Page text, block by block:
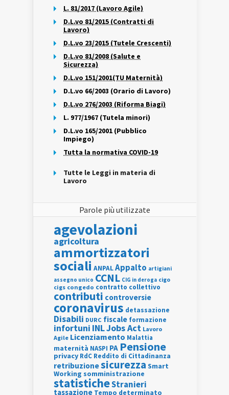
L. 81/2017 (Lavoro Agile)
D.L.vo 81/2015 (Contratti di
Lavoro)
D.L.vo 23/2015 (Tutele Crescenti)
D.L.vo 81/2008 (Salute e
Sicurezza)
D.L.vo 151/2001(TU Maternità)
D.L.vo 66/2003 (Orario di Lavoro)
D.L.vo 276/2003 (Riforma Biagi)
L. 977/1967 (Tutela minori)
D.L.vo 165/2001 (Pubblico
Impiego)
Tutta la normativa COVID-19
Tutte le Leggi in materia di
Lavoro
Parole più utilizzate
agevolazioni
agricoltura
ammortizzatori
sociali ANPALAppalto artigiani
assegno unico CCNL CIG in deroga cigo
cigs congedo contratto collettivo
contributi controversie
coronavirus detassazione
Disabili DURC fiscale formazione
infortuni INLJobs Act Lavoro
Agile Licenziamento Malattia
maternità NASPI PA Pensione
privacy RdC Reddito di Cittadinanza
retribuzionesicurezza Smart
Working somministrazione
statisticheStranieri
tassazione Tempo determinato